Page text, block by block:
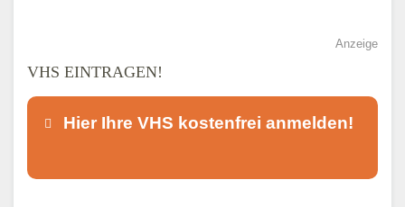
Anzeige
VHS EINTRAGEN!
Hier Ihre VHS kostenfrei anmelden!